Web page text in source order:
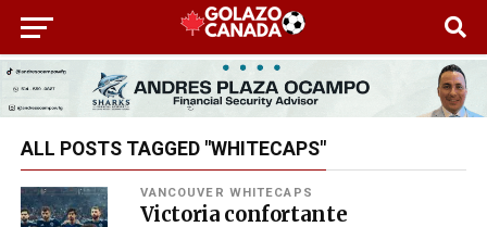
ALL POSTS TAGGED "WHITECAPS"
VANCOUVER WHITECAPS
Victoria confortante